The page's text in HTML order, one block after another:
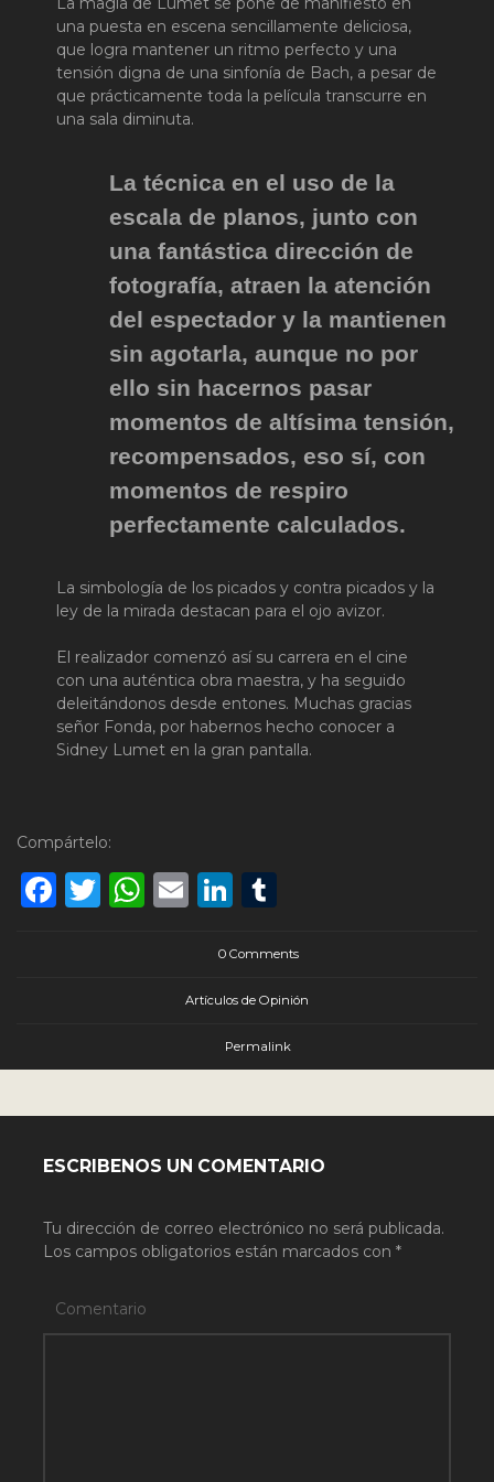
una puesta en escena sencillamente deliciosa,
que logra mantener un ritmo perfecto y una
tensión digna de una sinfonía de Bach, a pesar de
que prácticamente toda la película transcurre en
una sala diminuta.
La técnica en el uso de la
escala de planos, junto con
una fantástica dirección de
fotografía, atraen la atención
del espectador y la mantienen
sin agotarla, aunque no por
ello sin hacernos pasar
momentos de altísima tensión,
recompensados, eso sí, con
momentos de respiro
perfectamente calculados.
La simbología de los picados y contra picados y la
ley de la mirada destacan para el ojo avizor.
El realizador comenzó así su carrera en el cine
con una auténtica obra maestra, y ha seguido
deleitándonos desde entones. Muchas gracias
señor Fonda, por habernos hecho conocer a
Sidney Lumet en la gran pantalla.
Compártelo:
Facebook
Twitter
WhatsApp
EmailLinkedIn
0 Comments
Artículos de Opinión
Permalink
ESCRIBENOS UN COMENTARIO
Tu dirección de correo electrónico no será publicada.
Los campos obligatorios están marcados con *
Comentario